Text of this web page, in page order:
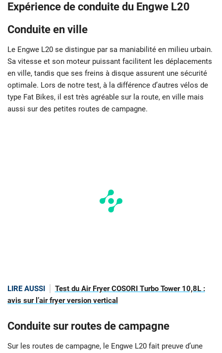
Expérience de conduite du Engwe L20
Conduite en ville
Le Engwe L20 se distingue par sa maniabilité en milieu urbain.
Sa vitesse et son moteur puissant facilitent les déplacements
en ville, tandis que ses freins à disque assurent une sécurité
optimale. Lors de notre test, à la différence d’autres vélos de
type Fat Bikes, il est très agréable sur la route, en ville mais
aussi sur des petites routes de campagne.
LIRE AUSSI
Test du Air Fryer COSORI Turbo Tower 10,8L :
avis sur l’air fryer version vertical
Conduite sur routes de campagne
Sur les routes de campagne, le Engwe L20 fait preuve d’une